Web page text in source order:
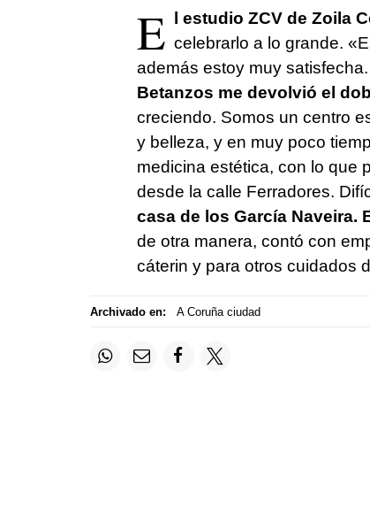
E l estudio ZCV de Zoila
celebrarlo a lo grande.
además estoy muy satisfecha.
Betanzos me devolvió el
creciendo. Somos un centro
y belleza, y en muy poco
medicina estética, con lo que
desde la calle Ferradores.
casa de los García Naveira.
de otra manera, contó con
cáterin y para otros cuidados
Archivado en: A Coruña ciudad